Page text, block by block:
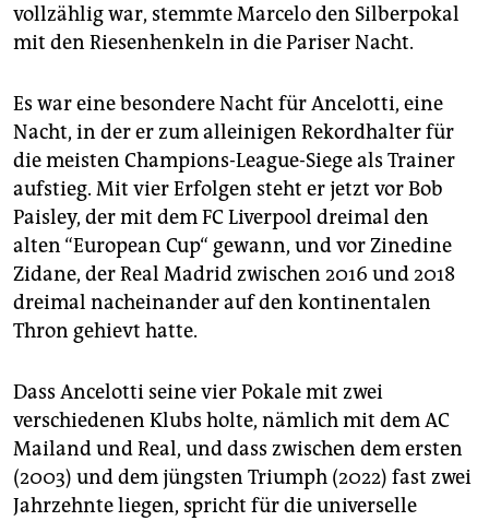
vollzählig war, stemmte Marcelo den Silberpokal
mit den Riesenhenkeln in die Pariser Nacht.
Es war eine besondere Nacht für Ancelotti, eine
Nacht, in der er zum alleinigen Rekordhalter für
die meisten Champions-League-Siege als Trainer
aufstieg. Mit vier Erfolgen steht er jetzt vor Bob
Paisley, der mit dem FC Liverpool dreimal den
alten “European Cup“ gewann, und vor Zinedine
Zidane, der Real Madrid zwischen 2016 und 2018
dreimal nacheinander auf den kontinentalen
Thron gehievt hatte.
Dass Ancelotti seine vier Pokale mit zwei
verschiedenen Klubs holte, nämlich mit dem AC
Mailand und Real, und dass zwischen dem ersten
(2003) und dem jüngsten Triumph (2022) fast zwei
Jahrzehnte liegen, spricht für die universelle